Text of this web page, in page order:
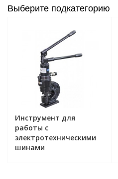
Выберите подкатегорию
Инструмент для
работы с
электротехническими
шинами